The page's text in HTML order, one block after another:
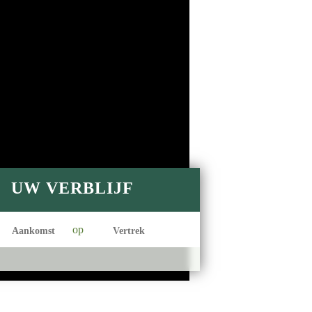
UW VERBLIJF
op